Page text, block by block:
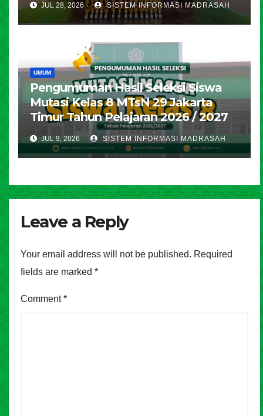
JUL 28, 2026 SISTEM INFORMASI MADRASAH
UMUM
Pengumuman Hasil Seleksi Siswa
Mutasi Kelas 8 MTsN 29 Jakarta
Timur Tahun Pelajaran 2026 / 2027
JUL 9, 2026 SISTEM INFORMASI MADRASAH
Leave a Reply
Your email address will not be published. Required
fields are marked *
Comment*